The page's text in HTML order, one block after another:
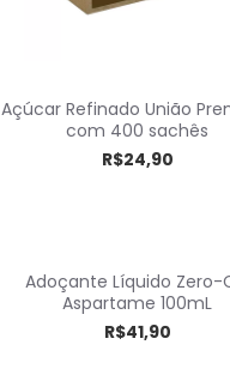
Açúcar Refinado União
com 400 sachês
R$24,90
Adoçante Líquido Zero-
Aspartame 100mL
R$41,90